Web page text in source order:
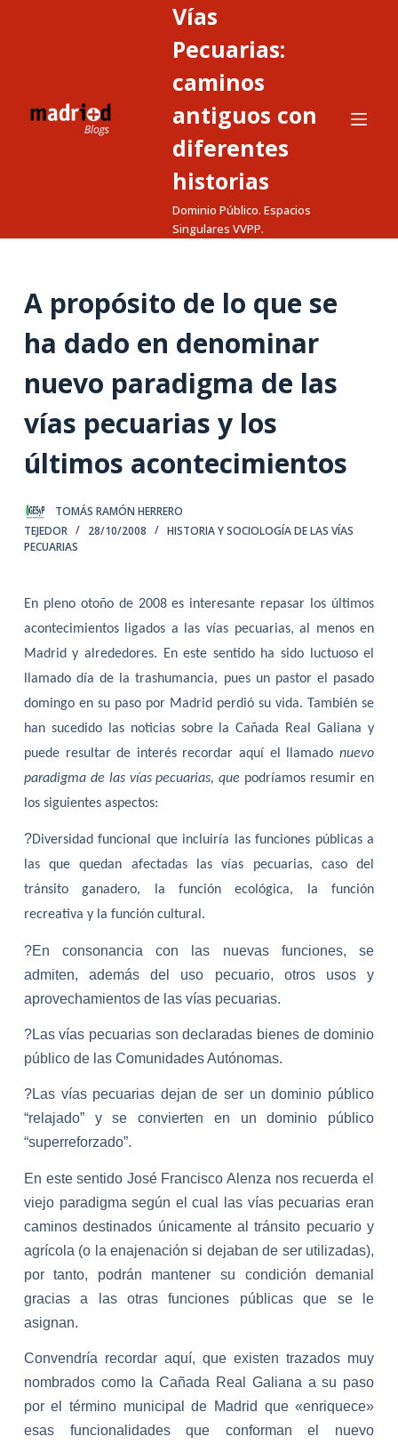
o
Vías
Pecuarias:
caminos
antiguos con
diferentes
historias
Dominio Público. Espacios
Singulares VVPP.
A propósito de lo que se
ha dado en denominar
nuevo paradigma de las
vías pecuarias y los
últimos acontecimientos
TOMÁS RAMÓN HERRERO
TEJEDOR
28/10/2008
HISTORIA Y SOCIOLOGÍA DE LAS VÍAS
PECUARIAS
En pleno otoño de 2008 es interesante repasar los últimos
acontecimientos ligados a las vías pecuarias, al menos en
Madrid y alrededores. En este sentido ha sido luctuoso el
llamado día de la trashumancia, pues un pastor el pasado
domingo en su paso por Madrid perdió su vida. También se
han sucedido las noticias sobre la Cañada Real Galiana y
puede resultar de interés recordar aquí el llamadonuevo
paradigma de las vías pecuarias, que podríamos resumir en
los siguientes aspectos:
?Diversidad funcional que incluiría las funciones públicas a
las que quedan afectadas las vías pecuarias, caso del
tránsito ganadero, la función ecológica, la función
recreativa y la función cultural.
?En consonancia con las nuevas funciones, se
admiten, además del uso pecuario, otros usos y
aprovechamientos de las vías pecuarias.
?Las vías pecuarias son declaradas bienes de dominio
público de las Comunidades Autónomas.
?Las vías pecuarias dejan de ser un dominio público
“relajado” y se convierten en un dominio público
“superreforzado”.
En este sentido José Francisco Alenza nos recuerda el
viejo paradigma según el cual las vías pecuarias eran
caminos destinados únicamente al tránsito pecuario y
agrícola (o la enajenación si dejaban de ser utilizadas),
por tanto, podrán mantener su condición demanial
gracias a las otras funciones públicas que se le
asignan.
Convendría recordar aquí, que existen trazados muy
nombrados como la Cañada Real Galiana a su paso
por el término municipal de Madrid que «enriquece»
esas funcionalidades que conforman el nuevo